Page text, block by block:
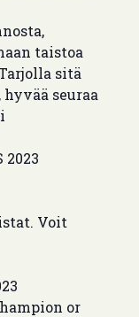
taistoa
sitä
seuraa
2023
Voit
or